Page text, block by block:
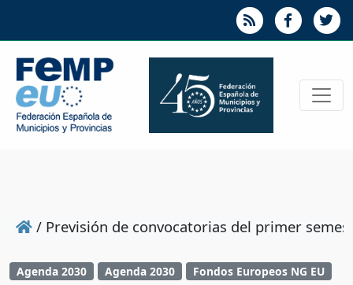
/ Previsión de convocatorias del primer
Agenda 2030 Agenda 2030 Fondos Europeos NG EU